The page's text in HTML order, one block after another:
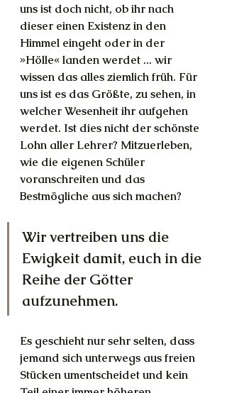
uns ist doch nicht, ob ihr nach
dieser einen Existenz in den
Himmel eingeht oder in der
»Hölle« landen werdet ... wir
wissen das alles ziemlich früh. Für
uns ist es das Größte, zu sehen, in
welcher Wesenheit ihr aufgehen
werdet. Ist dies nicht der schönste
Lohn aller Lehrer? Mitzuerleben,
wie die eigenen Schüler
voranschreiten und das
Bestmögliche aus sich machen?
Wir vertreiben uns die
Ewigkeit damit, euch in die
Reihe der Götter
aufzunehmen.
Es geschieht nur sehr selten, dass
jemand sich unterwegs aus freien
Stücken umentscheidet und kein